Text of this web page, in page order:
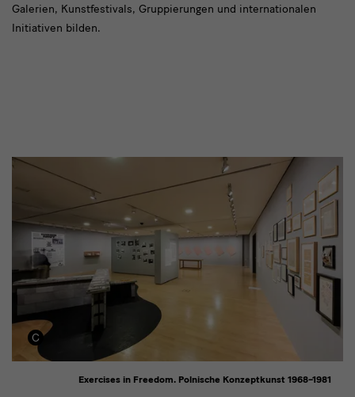
Galerien, Kunstfestivals, Gruppierungen und internationalen
Initiativen bilden.
Exercises in Freedom. Polnische Konzeptkunst 1968–1981